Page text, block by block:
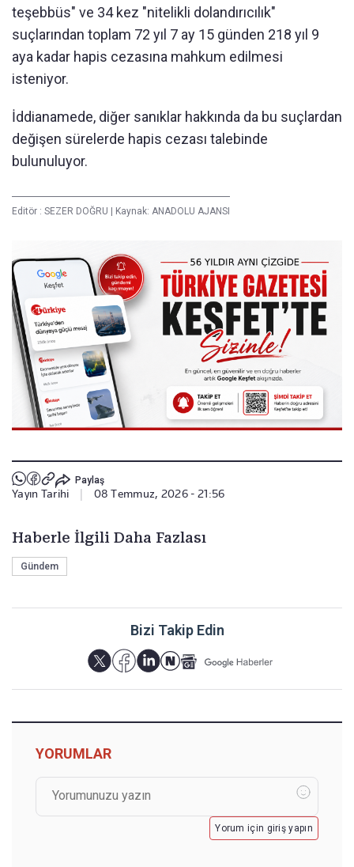
teşebbüs" ve 34 kez "nitelikli dolandırıcılık"
suçlarından toplam 72 yıl 7 ay 15 günden 218 yıl 9
aya kadar hapis cezasına mahkum edilmesi
isteniyor.
İddianamede, diğer sanıklar hakkında da bu suçlardan
değişen sürelerde hapis cezası talebinde
bulunuluyor.
Editör : SEZER DOĞRU Kaynak: ANADOLU AJANSI
Paylaş
Yayın Tarihi 08 Temmuz, 2026 - 21:56
Haberle İlgili Daha Fazlası
Gündem
Bizi Takip Edin
YORUMLAR
Yorum için giriş yapın